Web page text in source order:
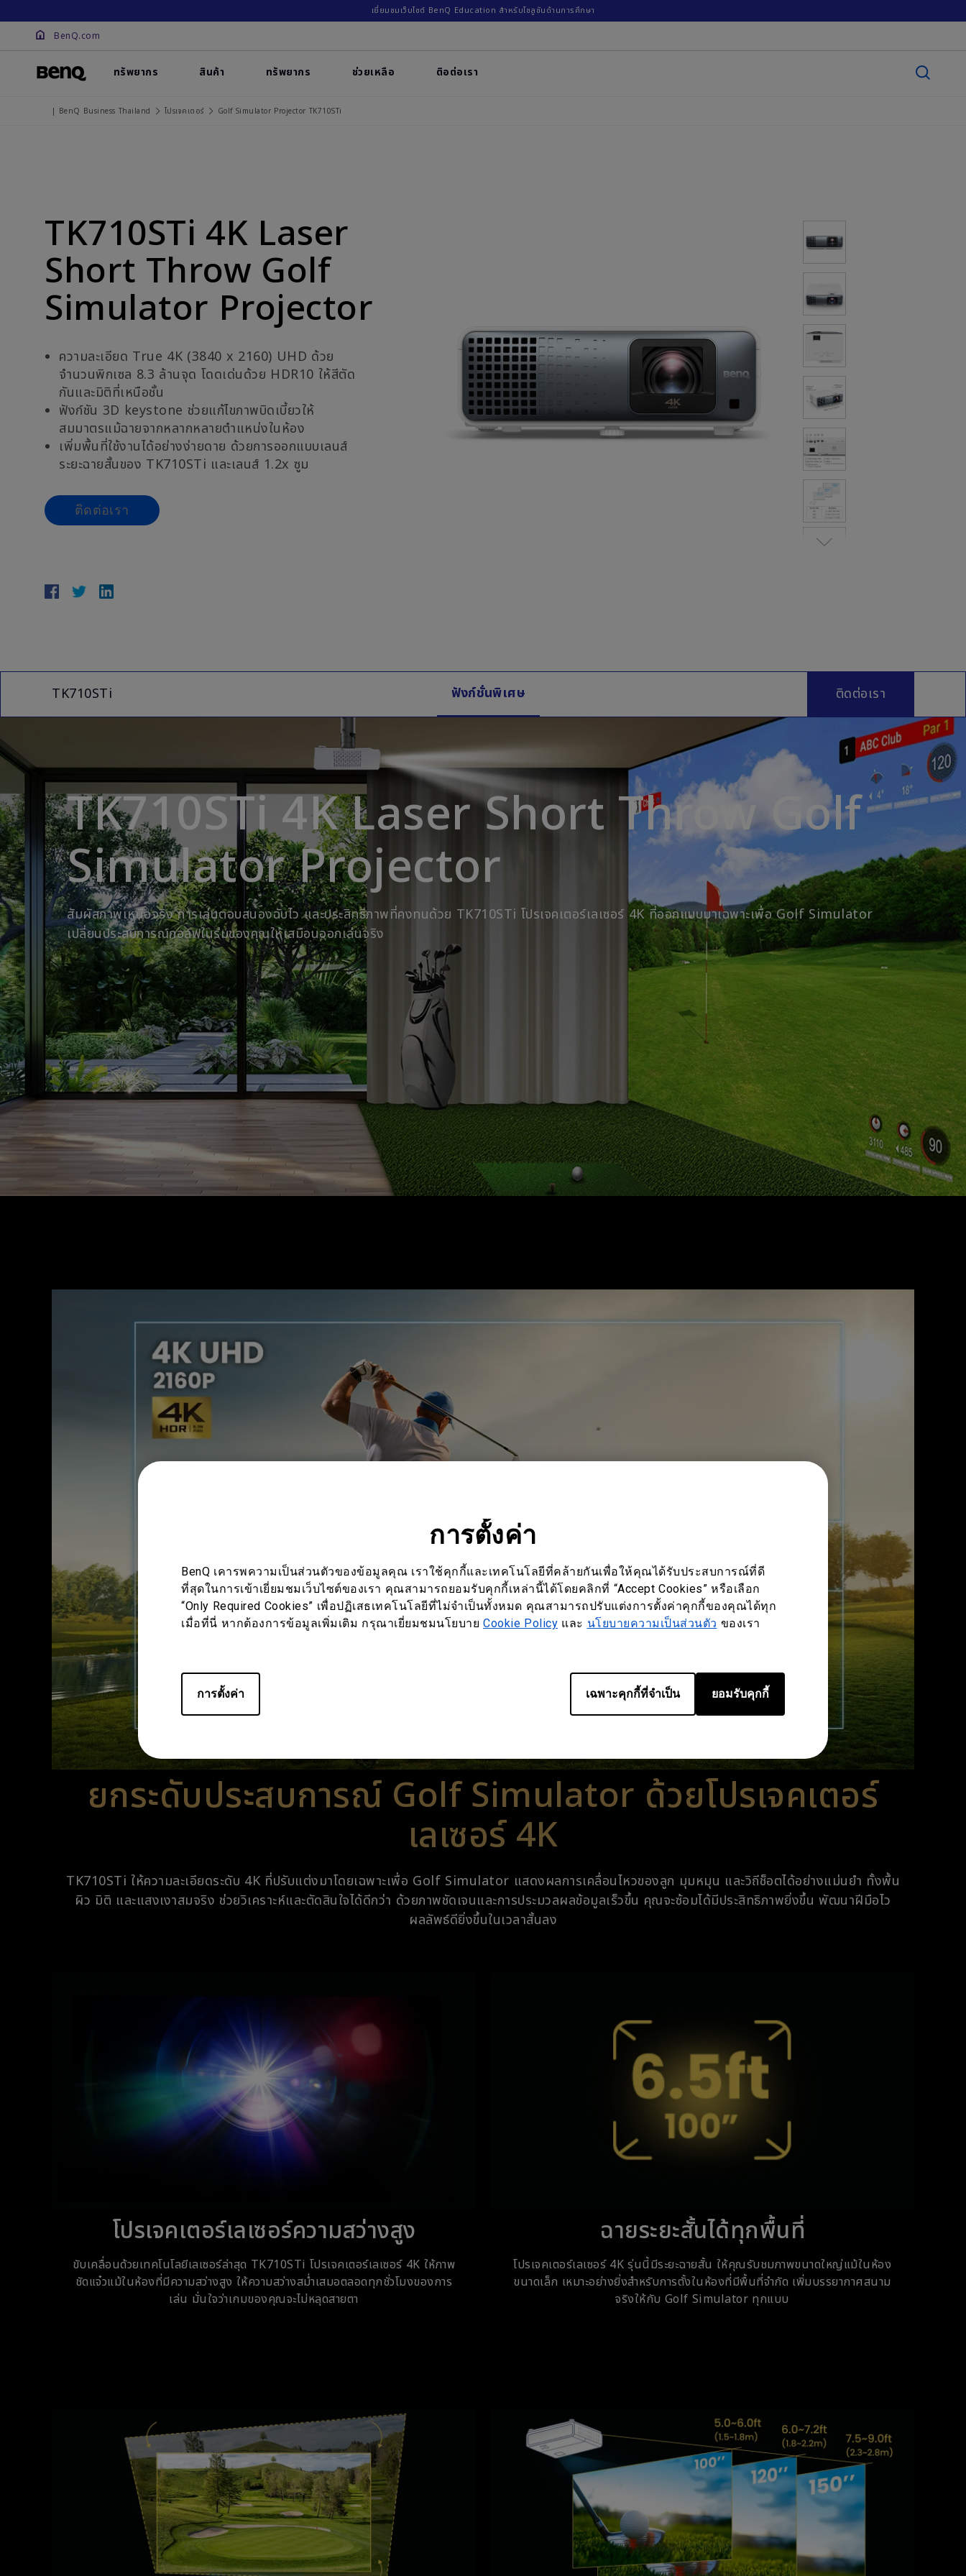
การตั้งค่า
BenQ เคารพความเป็นส่วนตัวของข้อมูลคุณ เราใช้คุกกี้และเทคโนโลยีที่คล้ายกันเพื่อให้คุณได้รับประสบการณ์ที่ดี
ที่สุดในการเข้าเยี่ยมชมเว็บไซต์ของเรา คุณสามารถยอมรับคุกกี้เหล่านี้ได้โดยคลิกที่ “Accept Cookies” หรือเลือก
“Only Required Cookies” เพื่อปฏิเสธเทคโนโลยีที่ไม่จำเป็นทั้งหมด คุณสามารถปรับแต่งการตั้งค่าคุกกี้ของคุณได้ทุก
เมื่อที่นี่ หากต้องการข้อมูลเพิ่มเติม กรุณาเยี่ยมชมนโยบาย Cookie Policy และ นโยบายความเป็นส่วนตัว ของเรา
การตั้งค่า เฉพาะคุกกี้ที่จำเป็น ยอมรับคุกกี้
เยี่ยมชมเว็บไซต์ BenQ Education สำหรับโซลูชันด้านการศึกษา
BenQ.com
ทรัพยากร สินค้า ทรัพยากร ช่วยเหลือ ติอต่อเรา
| BenQ Business Thailand โปรเจคเตอร์ Golf Simulator Projector TK710STi
TK710STi 4K Laser
Short Throw Golf
Simulator Projector
ความละเอียด True 4K (3840 x 2160) UHD ด้วย
จำนวนพิกเซล 8.3 ล้านจุด โดดเด่นด้วย HDR10 ให้สีตัด
กันและมิติที่เหนือชั้น
ฟังก์ชัน 3D keystone ช่วยแก้ไขภาพบิดเบี้ยวให้
สมมาตรแม้ฉายจากหลากหลายตำแหน่งในห้อง
เพิ่มพื้นที่ใช้งานได้อย่างง่ายดาย ด้วยการออกแบบเลนส์
ระยะฉายสั้นของ TK710STi และเลนส์ 1.2x ซูม
ติดต่อเรา
TK710STi ฟังก์ชั่นพิเศษ ติดต่อเรา
TK710STi 4K Laser Short Throw Golf
Simulator Projector
สัมผัสภาพเหนือจริง การเล่นตอบสนองฉับไว และประสิทธิภาพที่คงทนด้วย TK710STi โปรเจคเตอร์เลเซอร์ 4K ที่ออกแบบมาเฉพาะเพื่อ Golf Simulator
เปลี่ยนประสบการณ์กอล์ฟในร่มของคุณให้เสมือนออกเล่นจริง
ยกระดับประสบการณ์ Golf Simulator ด้วยโปรเจคเตอร์
เลเซอร์ 4K
TK710STi ให้ความละเอียดระดับ 4K ที่ปรับแต่งมาโดยเฉพาะเพื่อ Golf Simulator แสดงผลการเคลื่อนไหวของลูก มุมหมุน และวิถีช็อตได้อย่างแม่นยำ ทั้งพื้น
ผิว มิติ และแสงเงาสมจริง ช่วยวิเคราะห์และตัดสินใจได้ดีกว่า ด้วยภาพชัดเจนและการประมวลผลข้อมูลเร็วขึ้น คุณจะซ้อมได้มีประสิทธิภาพยิ่งขึ้น พัฒนาฝีมือไว
ผลลัพธ์ดียิ่งขึ้นในเวลาสั้นลง
โปรเจคเตอร์เลเซอร์ความสว่างสูง
ขับเคลื่อนด้วยเทคโนโลยีเลเซอร์ล่าสุด TK710STi โปรเจคเตอร์เลเซอร์ 4K ให้ภาพ
ชัดแจ๋วแม้ในห้องที่มีความสว่างสูง ให้ความสว่างสม่ำเสมอตลอดทุกชั่วโมงของการ
เล่น มั่นใจว่าเกมของคุณจะไม่หลุดสายตา
ฉายระยะสั้นได้ทุกพื้นที่
โปรเจคเตอร์เลเซอร์ 4K รุ่นนี้มีระยะฉายสั้น ให้คุณรับชมภาพขนาดใหญ่แม้ในห้อง
ขนาดเล็ก เหมาะอย่างยิ่งสำหรับการตั้งในห้องที่มีพื้นที่จำกัด เพิ่มบรรยากาศสนาม
จริงให้กับ Golf Simulator ทุกแบบ